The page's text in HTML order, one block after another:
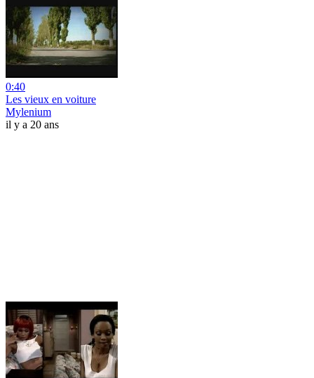
0:40
Les vieux en voiture
Mylenium
il y a 20 ans